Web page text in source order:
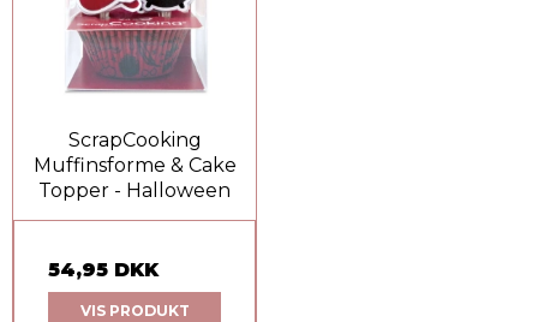
ScrapCooking
Muffinsforme & Cake
Topper - Halloween
54,95 DKK
VIS PRODUKT